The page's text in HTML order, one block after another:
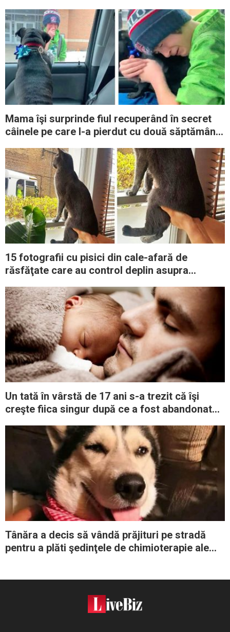
Mama îşi surprinde fiul recuperând în secret
câinele pe care l-a pierdut cu două săptămâni
15 fotografii cu pisici din cale-afară de
răsfăţate care au control deplin asupra
Un tată în vârstă de 17 ani s-a trezit că îşi
creşte fiica singur după ce a fost abandonat
Tânăra a decis să vândă prăjituri pe stradă
pentru a plăti şedinţele de chimioterapie ale